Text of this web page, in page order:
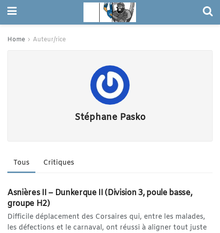
Home Auteur/rice
Stéphane Pasko
Tous Critiques
DIVISION 3
Asnières II – Dunkerque II (Division 3, poule basse,
groupe H2)
Difficile déplacement des Corsaires qui, entre les malades,
les défections et le carnaval, ont réussi à aligner tout juste